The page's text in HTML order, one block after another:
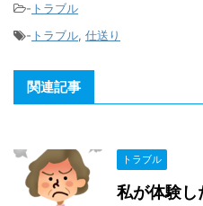
- トラブル
- トラブル, 仕送り
関連記事
トラブル
私が体験し